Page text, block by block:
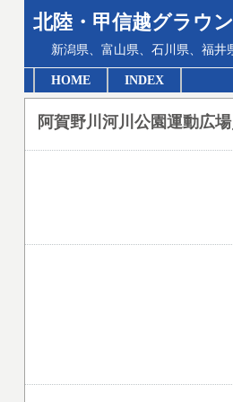
北陸・甲信越グラウ
新潟県、富山県、石川県、福井
HOME INDEX
阿賀野川河川公園運動広